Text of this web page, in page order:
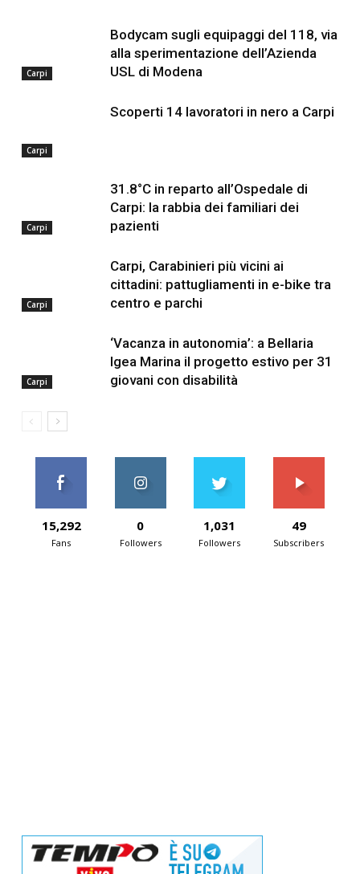
Carpi
Bodycam sugli equipaggi del 118, via
alla sperimentazione dell’Azienda
USL di Modena
Carpi
Scoperti 14 lavoratori in nero a Carpi
Carpi
31.8°C in reparto all’Ospedale di
Carpi: la rabbia dei familiari dei
pazienti
Carpi
Carpi, Carabinieri più vicini ai
cittadini: pattugliamenti in e-bike tra
centro e parchi
Carpi
‘Vacanza in autonomia’: a Bellaria
Igea Marina il progetto estivo per 31
giovani con disabilità
15,292
Fans
0
Followers
1,031
Followers
49
Subscribers